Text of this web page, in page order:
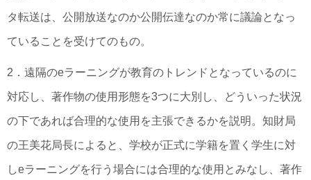
タ転送は、公開放送なのか公開伝達なのか常に議論となっ
ていることを受けてのもの。
2．遠隔のeラーニングが教育のトレンドとなっているのに
対応し、著作物の使用形態を3つに大別し、どういった状況
の下であれば合理的な使用を主張できるかを説明。知財局
の王美花局長によると、学校が正式に学籍を置く学生に対
しeラーニングを行う場合には合理的な使用とみなし、著作